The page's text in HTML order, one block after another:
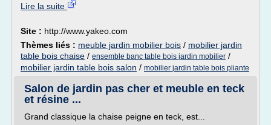
Lire la suite
Site : http://www.yakeo.com
Thèmes liés : meuble jardin mobilier bois / mobilier jardin
table bois chaise / ensemble banc table bois jardin mobilier /
mobilier jardin table bois salon / mobilier jardin table bois pliante
Salon de jardin pas cher et meuble en teck
et résine ...
Grand classique la chaise peigne en teck, est...